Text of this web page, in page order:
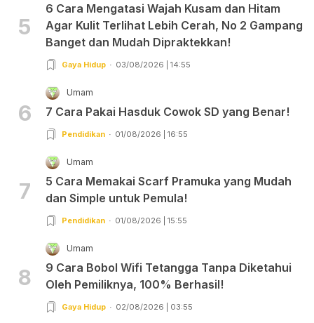
5
6 Cara Mengatasi Wajah Kusam dan Hitam
Agar Kulit Terlihat Lebih Cerah, No 2 Gampang
Banget dan Mudah Dipraktekkan!
Gaya Hidup 03/08/2026 | 14:55
6
Umam
7 Cara Pakai Hasduk Cowok SD yang Benar!
Pendidikan 01/08/2026 | 16:55
7
Umam
5 Cara Memakai Scarf Pramuka yang Mudah
dan Simple untuk Pemula!
Pendidikan 01/08/2026 | 15:55
8
Umam
9 Cara Bobol Wifi Tetangga Tanpa Diketahui
Oleh Pemiliknya, 100% Berhasil!
Gaya Hidup 02/08/2026 | 03:55